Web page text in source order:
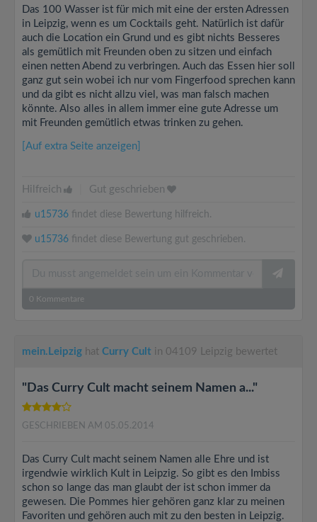
Das 100 Wasser ist für mich mit eine der ersten Adressen
in Leipzig, wenn es um Cocktails geht. Natürlich ist dafür
auch die Location ein Grund und es gibt nichts Besseres
als gemütlich mit Freunden oben zu sitzen und einfach
einen netten Abend zu verbringen. Auch das Essen hier soll
ganz gut sein wobei ich nur vom Fingerfood sprechen kann
und da gibt es nicht allzu viel, was man falsch machen
könnte. Also alles in allem immer eine gute Adresse um
mit Freunden gemütlich etwas trinken zu gehen.
[Auf extra Seite anzeigen]
Hilfreich Gut geschrieben
u15736 findet diese Bewertung hilfreich.
u15736 findet diese Bewertung gut geschrieben.
0 Kommentare
mein.Leipzig hat Curry Cult in 04109 Leipzig bewertet
"Das Curry Cult macht seinem Namen a..."
GESCHRIEBEN AM 05.05.2014
Das Curry Cult macht seinem Namen alle Ehre und ist
irgendwie wirklich Kult in Leipzig. So gibt es den Imbiss
schon so lange das man glaubt der ist schon immer da
gewesen. Die Pommes hier gehören ganz klar zu meinen
Favoriten und gehören auch mit zu den besten in Leipzig.